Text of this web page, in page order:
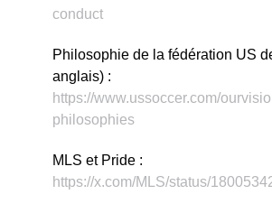
conduct
Philosophie de la fédération US
anglais) :
https://www.ussoccer.com/
philosophies
MLS et Pride :
https://x.com/MLS/status/